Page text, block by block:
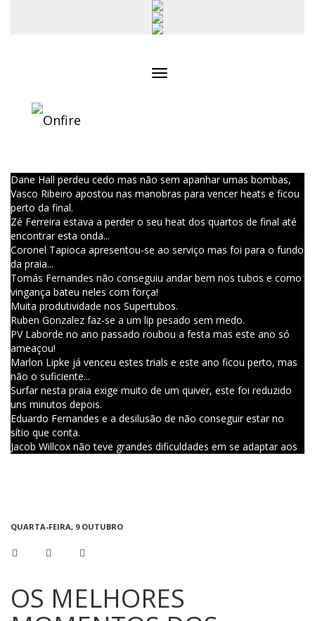
Dane Hall perdeu cedo mas não sem apanhar umas bombas,
Vasco Ribeiro apostou nas manobras para vencer heats e ficou
perto da final.
Zé Ferreira estava a perder o seu heat dos quartos de final até
encontrar esta onda...
Coronel Tapioca apresentou-se ao serviço mas foi para o fundo
da praia...
Tomás Fernandes não conseguiu andar bem nos tubos e como
vingança bateu neles com força!
Muita produtividade nos Supertubos.
Ruben Gonzalez faz-se a um lip pesado sem medo.
PV Laborde no ano passado roubou a festa mas este ano só
ameaçou!
Marlon Lipke já venceu estes trials e este ano ficou perto, mas
não o suficiente...
Surfar nesta praia exige muito de um quiver, este foi reduzido
uns minutos depois.
Eduardo Fernandes e a desilusão de não conseguir estar no
sítio que conta.
Jacob Willcox não teve grandes dificuldades em se adaptar aos
QUARTA-FEIRA, 9 OUTUBRO
OS MELHORES